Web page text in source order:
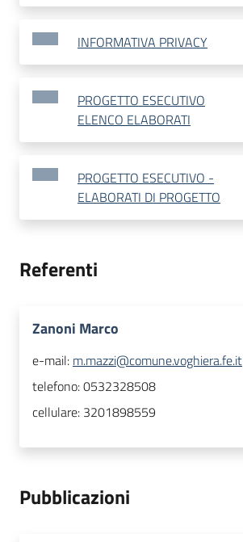
INFORMATIVA PRIVACY
PROGETTO ESECUTIVO
ELENCO ELABORATI
PROGETTO ESECUTIVO -
ELABORATI DI PROGETTO
Referenti
Zanoni Marco
e-mail: m.mazzi@comune.voghiera.fe.it
telefono:0532328508
cellulare: 3201898559
Pubblicazioni